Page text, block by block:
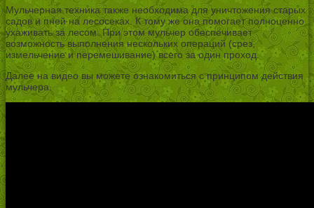
Мульчерная техника также необходима для уничтожения старых
садов и пней на лесосеках. К тому же она помогает полноценно
ухаживать за лесом. При этом мульчер обеспечивает
возможность выполнения нескольких операций (срез,
измельчение и перемешивание) всего за один проход.
Далее на видео вы можете ознакомиться с принципом действия
мульчера.